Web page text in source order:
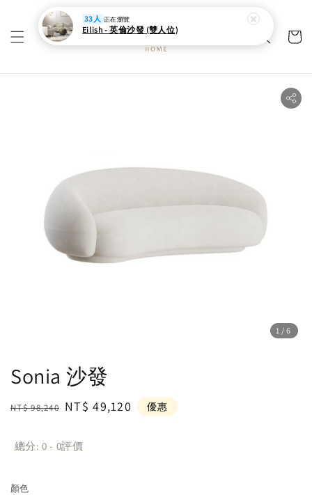
1 /6
Sonia 沙發
Regular
NT$ 98,240 Sale
NT$ 49,120 優惠
總分:0 - 0評價
顏色